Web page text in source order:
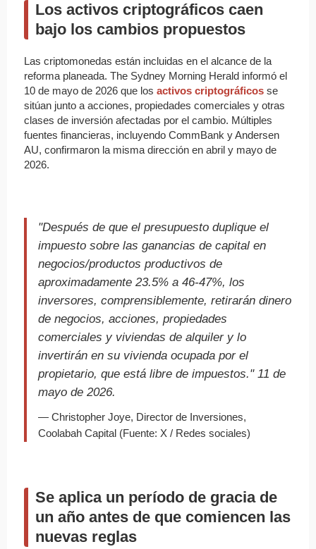
Los activos criptográficos caen
bajo los cambios propuestos
Las criptomonedas están incluidas en el alcance de la
reforma planeada. The Sydney Morning Herald informó el
10 de mayo de 2026 que los activos criptográficos se
sitúan junto a acciones, propiedades comerciales y otras
clases de inversión afectadas por el cambio. Múltiples
fuentes financieras, incluyendo CommBank y Andersen
AU, confirmaron la misma dirección en abril y mayo de
2026.
"Después de que el presupuesto duplique el
impuesto sobre las ganancias de capital en
negocios/productos productivos de
aproximadamente 23.5% a 46-47%, los
inversores, comprensiblemente, retirarán dinero
de negocios, acciones, propiedades
comerciales y viviendas de alquiler y lo
invertirán en su vivienda ocupada por el
propietario, que está libre de impuestos." 11 de
mayo de 2026.
— Christopher Joye, Director de Inversiones,
Coolabah Capital (Fuente: X / Redes sociales)
Se aplica un período de gracia de
un año antes de que comiencen las
nuevas reglas